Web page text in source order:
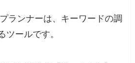
ランナーは、キーワードの調
ツールです。